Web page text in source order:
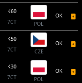
K60
7CT
POL
OK
K50
7CT
CZE
OK
K30
7CT
POL
OK